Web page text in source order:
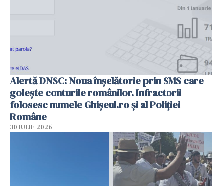
Alertă DNSC: Noua înșelătorie prin SMS care
golește conturile românilor. Infractorii
folosesc numele Ghișeul.ro și al Poliției
Române
30 IULIE 2026